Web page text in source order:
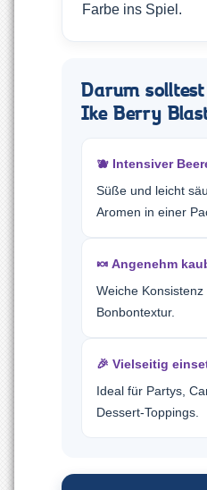
Farbe ins Spiel.
Darum
Ike Berry
🫐 Intensiver
Süße und leicht
Aromen in einer
🍬 Angenehm
Weiche
Bonbontextur.
🎉 Vielseitig
Ideal für Partys,
Dessert-Toppings.